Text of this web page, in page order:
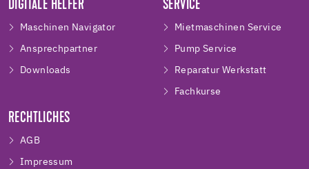
DIGITALE HELFER
Maschinen Navigator
Ansprechpartner
Downloads
SERVICE
Mietmaschinen Service
Pump Service
Reparatur Werkstatt
Fachkurse
RECHTLICHES
AGB
Impressum